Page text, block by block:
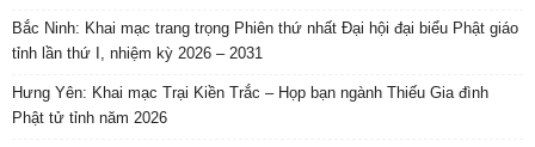
Bắc Ninh: Khai mạc trang trọng Phiên thứ nhất Đại hội đại biểu Phật giáo
tỉnh lần thứ I, nhiệm kỳ 2026 – 2031
Hưng Yên: Khai mạc Trại Kiền Trắc – Họp bạn ngành Thiếu Gia đình
Phật tử tỉnh năm 2026